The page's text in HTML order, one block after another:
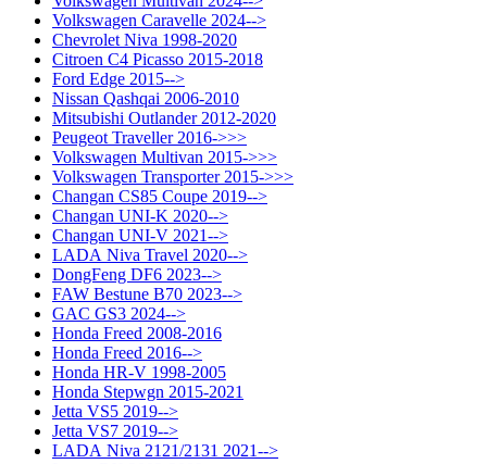
Volkswagen Caravelle 2024-->
Chevrolet Niva 1998-2020
Citroen C4 Picasso 2015-2018
Ford Edge 2015-->
Nissan Qashqai 2006-2010
Mitsubishi Outlander 2012-2020
Peugeot Traveller 2016->>>
Volkswagen Multivan 2015->>>
Volkswagen Transporter 2015->>>
Changan CS85 Coupe 2019-->
Changan UNI-K 2020-->
Changan UNI-V 2021-->
LADA Niva Travel 2020-->
DongFeng DF6 2023-->
FAW Bestune B70 2023-->
GAC GS3 2024-->
Honda Freed 2008-2016
Honda Freed 2016-->
Honda HR-V 1998-2005
Honda Stepwgn 2015-2021
Jetta VS5 2019-->
Jetta VS7 2019-->
LADA Niva 2121/2131 2021-->